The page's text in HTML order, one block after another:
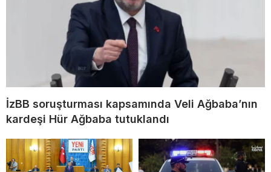
İzBB soruşturması kapsamında Veli Ağbaba’nın
kardeşi Hür Ağbaba tutuklandı